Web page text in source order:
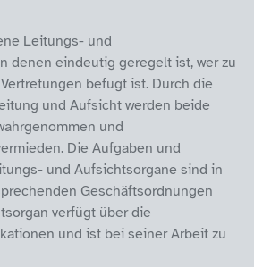
Leitungs- und
denen eindeutig geregelt ist, wer zu
befugt ist. Durch die
und Aufsicht werden beide
und
Die Aufgaben und
und Aufsichtsorgane sind in
Geschäftsordnungen
verfügt über die
und ist bei seiner Arbeit zu